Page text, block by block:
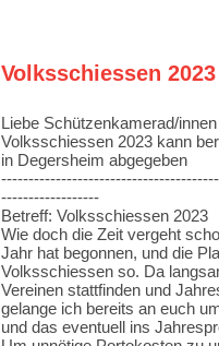
Volksschiessen 2023
Liebe Schützenkamerad/
Volksschiessen 2023 kann
in Degersheim abgegeben
------------------
Betreff: Volksschiessen 2023
Wie doch die Zeit vergeht
Jahr hat begonnen, und die
Volksschiessen so. Da
Vereinen stattfinden und
gelange ich bereits an euch
und das eventuell ins